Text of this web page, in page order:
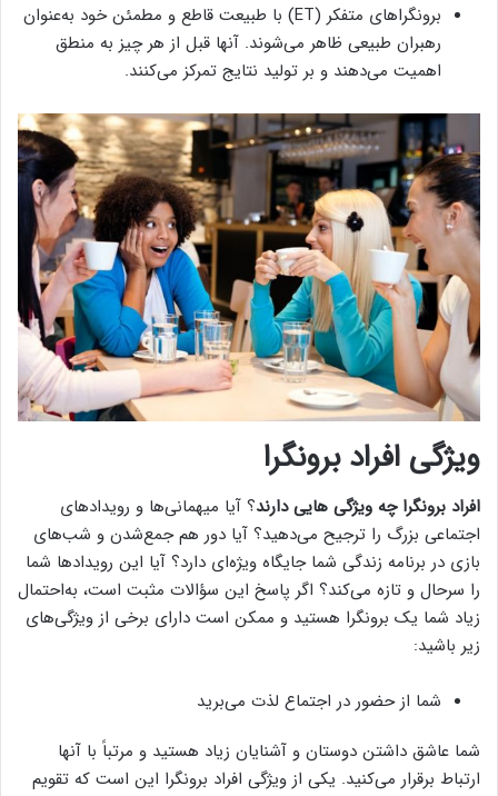
برونگراهای متفکر (ET) با طبیعت قاطع و مطمئن خود به‌عنوان
رهبران طبیعی ظاهر می‌شوند. آنها قبل از هر چیز به منطق
اهمیت می‌دهند و بر تولید نتایج تمرکز می‌کنند.
ویژگی افراد برونگرا
افراد برونگرا چه ویژگی هایی دارند؟ آیا میهمانی‌ها و رویدادهای
اجتماعی بزرگ را ترجیح می‌دهید؟ آیا دور هم جمع‌شدن و شب‌های
بازی در برنامه زندگی شما جایگاه ویژه‌ای دارد؟ آیا این رویدادها شما
را سرحال و تازه می‌کند؟ اگر پاسخ این سؤالات مثبت است، به‌احتمال
زیاد شما یک برونگرا هستید و ممکن است دارای برخی از ویژگی‌های
زیر باشید:
شما از حضور در اجتماع لذت می‌برید
شما عاشق داشتن دوستان و آشنایان زیاد هستید و مرتباً با آنها
ارتباط برقرار می‌کنید. یکی از ویژگی افراد برونگرا این است که تقویم